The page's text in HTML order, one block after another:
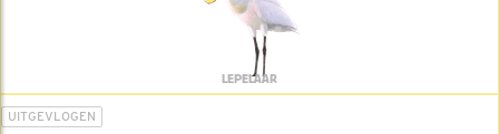
LEPELAAR
UITGEVLOGEN